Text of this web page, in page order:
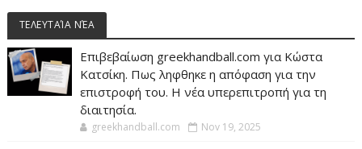
ΤΕΛΕΥΤΑΊΑ ΝΈΑ
Επιβεβαίωση greekhandball.com για Κώστα
Κατσίκη. Πως ληφθηκε η απόφαση για την
επιστροφή του. Η νέα υπερεπιτροπή για τη
διαιτησία.
greekhandball.com Nov 19, 2025